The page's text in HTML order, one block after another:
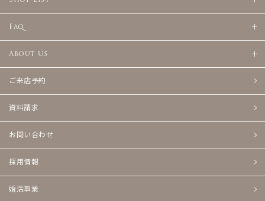
Faq
About Us
ご来店予約
資料請求
お問い合わせ
採用情報
婚活事業